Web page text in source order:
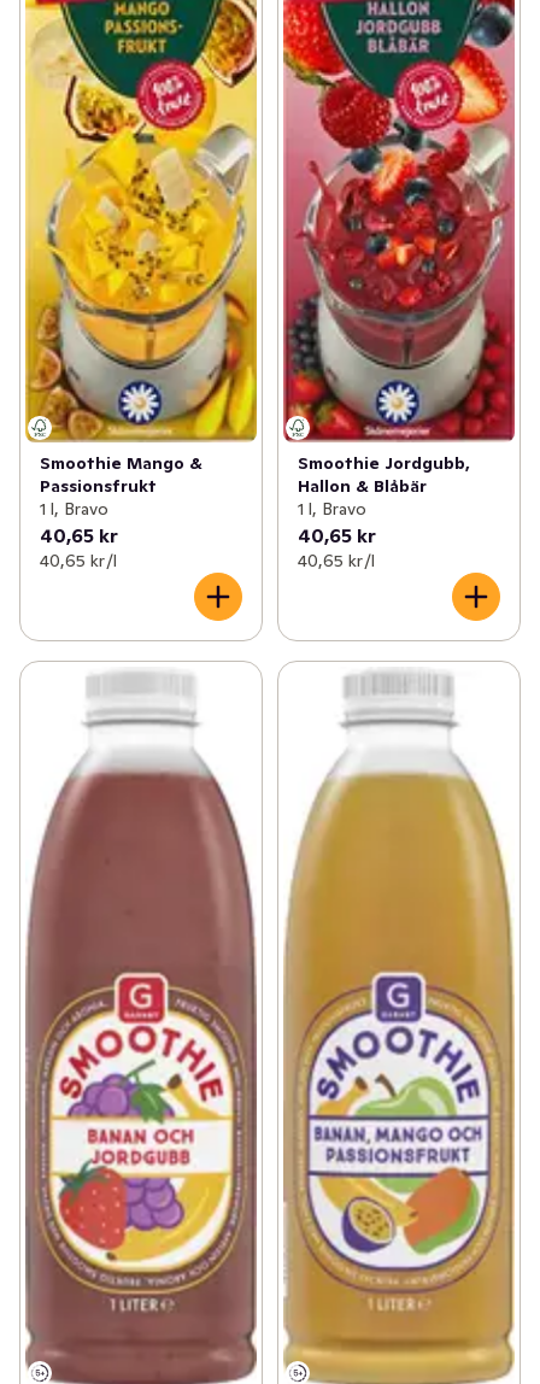
Smoothie Mango &
Passionsfrukt
1 l, Bravo
40,65 kr
40,65 kr /l
Smoothie Jordgubb,
Hallon & Blåbär
1 l, Bravo
40,65 kr
40,65 kr /l